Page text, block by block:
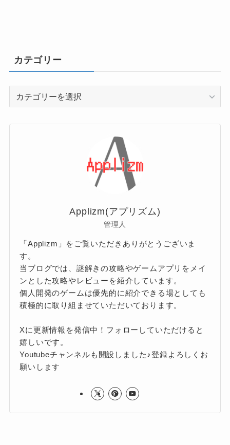
カテゴリー
Applizm(アプリズム)
管理人
「Applizm」をご覧いただきありがとうございま
す。
当ブログでは、謎解きの攻略やゲームアプリをメイ
ンとした攻略やレビューを紹介しています。
個人開発のゲームは優先的に紹介できる場としても
積極的に取り組ませていただいております。
Xに更新情報を発信中！フォローしていただけると
嬉しいです。
Youtubeチャンネルも開設しました♪登録よろしくお
願いします